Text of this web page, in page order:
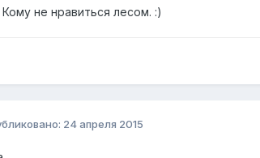
Кому не нравиться лесом. :)
24 апреля 2015